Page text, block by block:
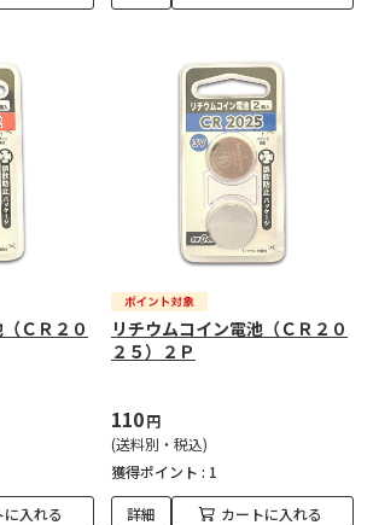
ＣＲ２０
に入れる
リチウムコイン電池（ＣＲ２０
２５）２Ｐ
110円
(送料別・税込)
獲得ポイント : 1
詳細 カートに入れる